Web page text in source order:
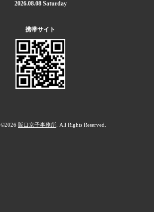
2026.08.08 Saturday
携帯サイト
©2026 阪口京子事務所 . All Rights Reserved.